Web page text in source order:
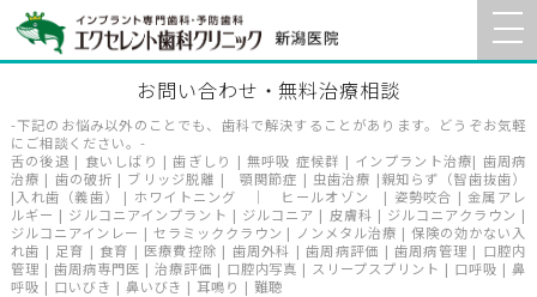
お問い合わせ・無料治療相談
-下記のお悩み以外のことでも、歯科で解決することがあります。どうぞお気軽
にご相談ください。-
舌の後退 | 食いしばり | 歯ぎしり | 無呼吸 症候群 | インプラント治療| 歯周病
治療 | 歯の破折 | ブリッジ脱離 | 顎関節症 | 虫歯治療 |親知らず（智歯抜歯）
|入れ歯（義歯） | ホワイトニング ｜ ヒールオゾン | 姿勢咬合 | 金属アレ
ルギー | ジルコニアインプラント | ジルコニア | 皮膚科 | ジルコニアクラウン |
ジルコニアインレー | セラミッククラウン | ノンメタル治療 | 保険の効かない入
れ歯 | 足育 | 食育 | 医療費控除 | 歯周外科 | 歯周病評価 | 歯周病管理 | 口腔内
管理 | 歯周病専門医 | 治療評価 | 口腔内写真 | スリープスプリント | 口呼吸 | 鼻
呼吸 | 口いびき | 鼻いびき | 耳鳴り | 難聴